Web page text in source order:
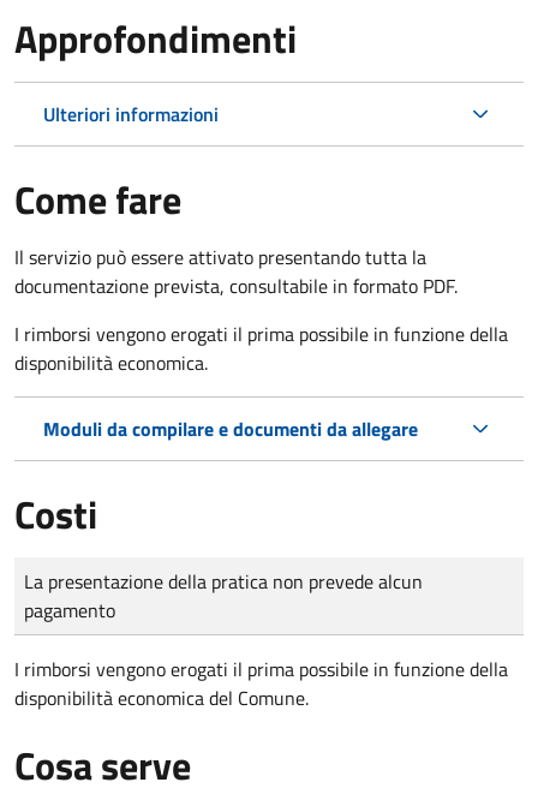
Approfondimenti
Ulteriori informazioni
Come fare
Il servizio può essere attivato presentando tutta la
documentazione prevista, consultabile in formato PDF.
I rimborsi vengono erogati il prima possibile in funzione della
disponibilità economica.
Moduli da compilare e documenti da allegare
Costi
Tipo di pagamento
Importo
La presentazione della pratica non prevede alcun
pagamento
I rimborsi vengono erogati il prima possibile in funzione della
disponibilità economica del Comune.
Cosa serve